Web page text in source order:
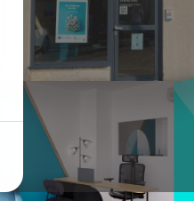
97 bis avenue du Général Leclerc
91800 Brunoy